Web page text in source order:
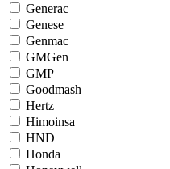
Generac
Genese
Genmac
GMGen
GMP
Goodmash
Hertz
Himoinsa
HND
Honda